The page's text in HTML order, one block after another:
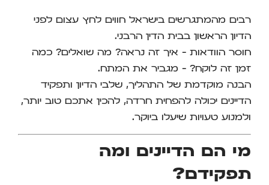
רבים מהמתגרשים בישראל חווים לחץ עצום לפני
הדיון הראשון בבית הדין הרבני.
חוסר הוודאות – איך זה נראה? מה שואלים? כמה
זמן זה לוקח? – מגביר את המתח.
הבנה מוקדמת של התהליך, שלבי הדיון ותפקיד
הדיינים יכולה להפחית חרדה, להכין אתכם טוב יותר,
ולמנוע טעויות שיעלו ביוקר.
מי הם הדיינים ומה
תפקידם?